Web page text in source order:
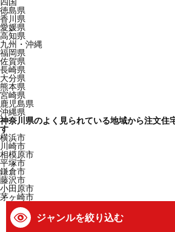
徳島県
香川県
愛媛県
高知県
九州・沖縄
福岡県
佐賀県
長崎県
大分県
熊本県
宮崎県
鹿児島県
沖縄県
神奈川県のよく見られている地域から注文住
す
横浜市
川崎市
相模原市
平塚市
鎌倉市
藤沢市
小田原市
茅ヶ崎市
ジャンルを絞り込む